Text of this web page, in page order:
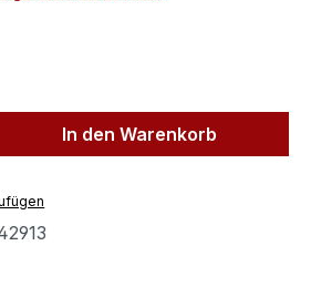
Gib den
In den Warenkorb